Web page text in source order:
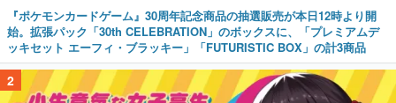
『ポケモンカードゲーム』30周年記念商品の抽選販売が本日12時より開
始。拡張パック「30th CELEBRATION」のボックスに、「プレミアムデ
ッキセット エーフィ・ブラッキー」「FUTURISTIC BOX」の計3商品
2